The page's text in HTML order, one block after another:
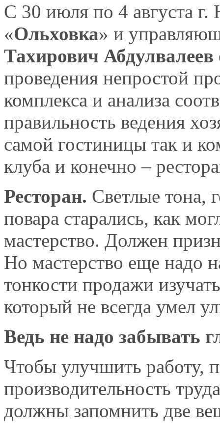
С 30 июля по 4 августа
«Ольховка» и
Тахирович Абдулвалеев
проведения непростой
комплекса и анализа
правильность ведения
самой гостиницы так и
клуба и конечно –
Ресторан. Светлые тона,
повара старались, как
мастерство. Должен
Но мастерство еще надо
тонкости продажи
который не всегда умел
Ведь не надо забывать
Чтобы улучшить работу,
производительность
должны запомнить две